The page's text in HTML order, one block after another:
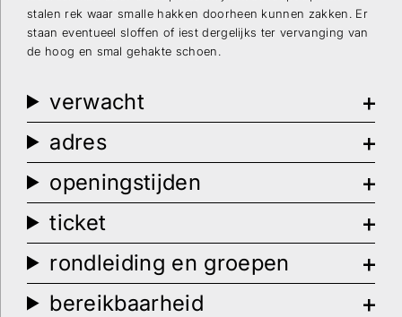
stalen rek waar smalle hakken doorheen kunnen zakken. Er
staan eventueel sloffen of iest dergelijks ter vervanging van
de hoog en smal gehakte schoen.
verwacht
adres
openingstijden
ticket
rondleiding en groepen
bereikbaarheid